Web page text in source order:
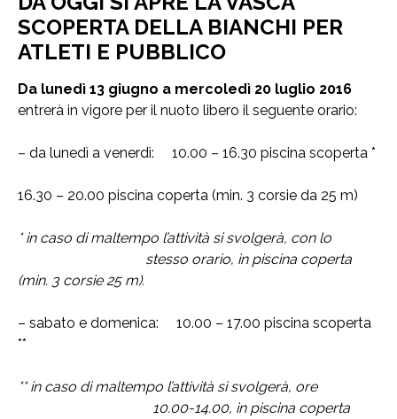
SCOPERTA DELLA BIANCHI PER
ATLETI E PUBBLICO
Da lunedì 13 giugno a mercoledì 20 luglio 2016
entrerà in vigore per il nuoto libero il seguente orario:
– da lunedì a venerdì: 10.00 – 16.30 piscina scoperta *
16.30 – 20.00 piscina coperta (min. 3 corsie da 25 m)
* in caso di maltempo l’attività si svolgerà, con lo
stesso orario, in piscina coperta
(min. 3 corsie 25 m).
– sabato e domenica: 10.00 – 17.00 piscina scoperta
**
** in caso di maltempo l’attività si svolgerà, ore
10.00-14.00, in piscina coperta